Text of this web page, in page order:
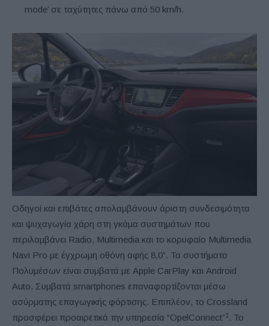
mode’ σε ταχύτητες πάνω από 50 km/h.
Οδηγοί και επιβάτες απολαμβάνουν άριστη συνδεσιμότητα
και ψυχαγωγία χάρη στη γκάμα συστημάτων που
περιλαμβάνει Radio, Multimedia και το κορυφαίο Multimedia
Navi Pro με έγχρωμη οθόνη αφής 8,0”. Τα συστήματα
Πολυμέσων είναι συμβατά με Apple CarPlay και Android
Auto. Συμβατά smartphones επαναφορτίζονται μέσω
ασύρματης επαγωγικής φόρτισης. Επιπλέον, το Crossland
προσφέρει προαιρετικά την υπηρεσία “OpelConnect”1 . Το